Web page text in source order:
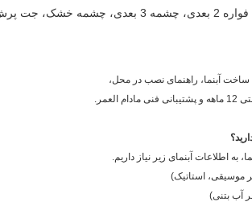
یا جت آرام
آبنما، راهنمای نصب در محل،
به اطلاعات آبنمای زیر نیاز داریم.
موسیقی، استاتیک)
آب بتنی)